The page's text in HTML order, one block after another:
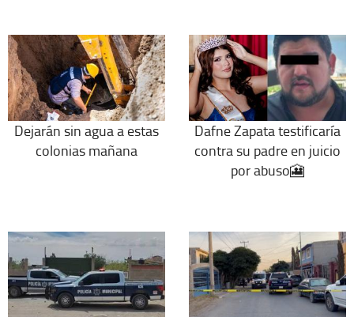
Dejarán sin agua a estas
colonias mañana
Dafne Zapata testificaría
contra su padre en juicio
por abuso🎦